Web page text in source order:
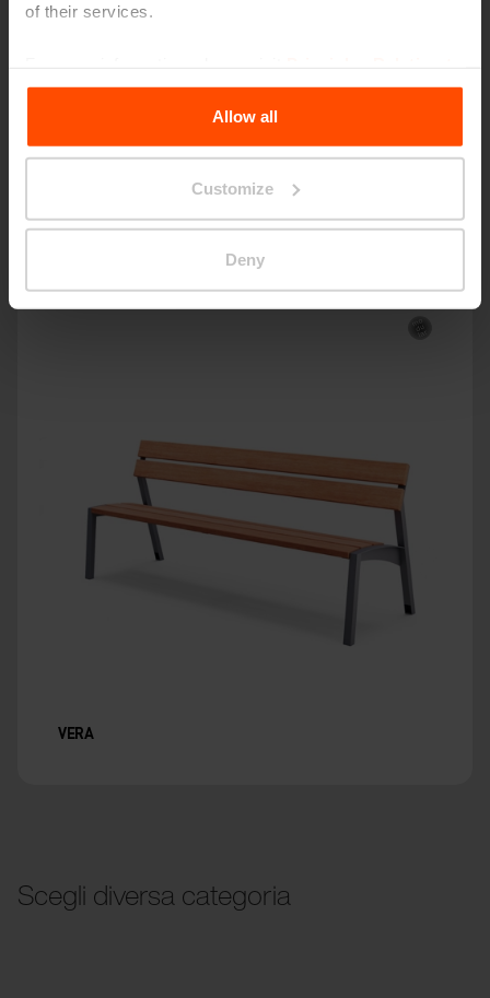
of their services.
the Processing Personal Data.
Allow all
Customize
Deny
VERA
Scegli diversa categoria